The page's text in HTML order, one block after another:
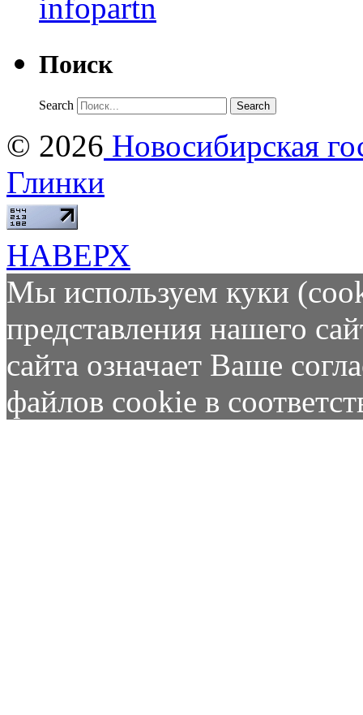
Поиск
Search
© 2026 Новосибирская
Глинки
НАВЕРХ
Мы используем куки
представления нашего
сайта означает Ваше
файлов cookie в